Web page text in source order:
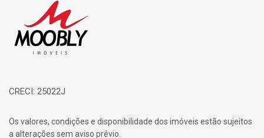
CRECI: 25022J
Os valores, condições e disponibilidade dos imóveis estão sujeitos
a alterações sem aviso prévio.